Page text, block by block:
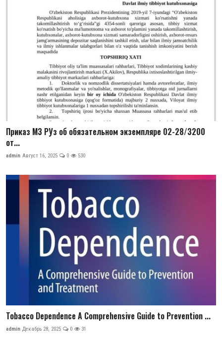
Приказ МЗ РУз об обязательном экземпляре 02-28/3200
от...
admin Август 16, 2025 0 530
Tobacco Dependence A Comprehensive Guide to Prevention ...
admin Декабрь 28, 2025 0 31